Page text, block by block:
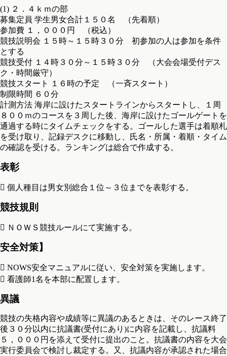
(1) ２．４ｋｍの部
募集定員 学生男女合計１５０名 （先着順）
参加費 １，０００円 （税込）
競技説明会 １５時～１５時３０分 初参加の人は参加を条件
とする
競技受付 １４時３０分～１５時３０分 （大会会場受付デス
ク・時間厳守）
競技スタート １６時の予定 （一斉スタート）
制限時間 ６０分
計測方法 海岸に設けたスタートラインからスタートし、１周
８００ｍのコースを３周した後、海岸に設けたゴールゲートを
通過する時にタイムチェックをする。ゴールした選手は着順札
を受け取り、記録デスクに移動し、氏名・所属・着順・タイム
の確認を受ける。ランキングは総合で作成する。
表彰
 個人種目は男女別総合１位～３位までを表彰する。
競技規則
 ＮＯＷＳ競技ルールにて実施する。
安全対策】
 NOWS安全マニュアルに従い、安全対策を実施します。
 看護師1名を本部に配置します。
異議
競技の失格内容や成績等に異議のあるときは、そのレース終了
後３０分以内に抗議書(受付にあり)に内容を記載し、抗議料
５，０００円を添えて受付に提出のこと。抗議書の内容を大会
実行委員会で検討し裁定する。又、抗議内容が承認された場合